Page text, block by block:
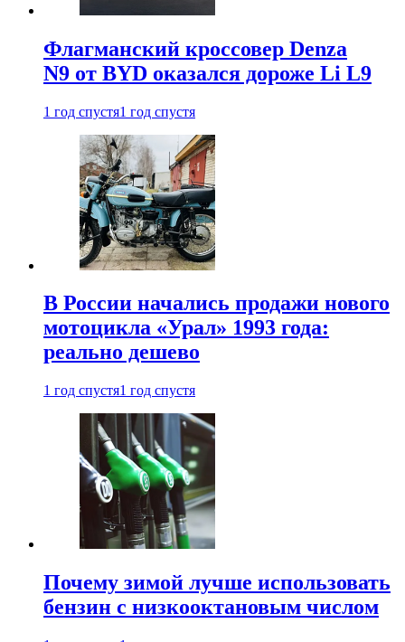
Флагманский кроссовер Denza
N9 от BYD оказался дороже Li L9
1 год спустя1 год спустя
В России начались продажи нового
мотоцикла «Урал» 1993 года:
реально дешево
1 год спустя1 год спустя
Почему зимой лучше использовать
бензин с низкооктановым числом